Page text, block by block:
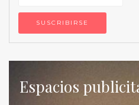
Espacios